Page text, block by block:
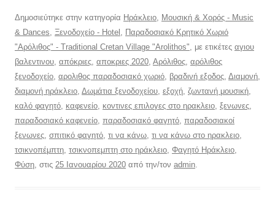
Δημοσιεύτηκε στην κατηγορία Ηράκλειο
Μουσική & Χορός - Music
& Dances Ξενοδοχείο - Hotel
Παραδοσιακό Κρητικό Χωριό
"Αρόλιθος" - Traditional Cretan Village "Arolithos" , με ετικέτες αγιου
βαλεντινου απόκριες αποκριες 2020 Αρόλιθος αρόλιθος
ξενοδοχείο αρολιθος παραδοσιακό χωριό βραδινή εξοδος Διαμονή
διαμονή ηράκλειο Δωμάτια ξενοδοχείου εξοχή ζωντανή μουσική
καλό φαγητό καφενείο κοντινες επιλογες στο ηρακλειο ξενωνες
παραδοσιακό καφενείο παραδοσιακό φαγητό παραδοσιακοί
ξενωνες σπιτικό φαγητό τι να κάνω τι να κάνω στο ηρακλειο
τσικνοπέμπτη τσικνοπεμπτη στο ηράκλειο Φαγητό Ηράκλειο
Φύση , στις 25 Ιανουαρίου 2020 από την/τον admin